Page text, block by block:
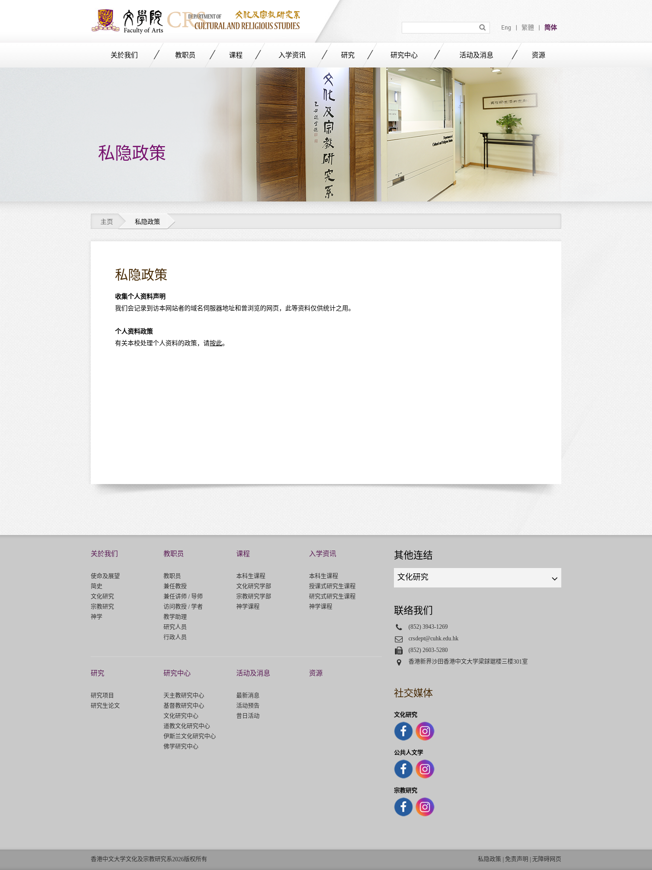
in
Eng 繁體 简体
关於我们 教职员 课程 入学资讯 研究 研究中心 活动及消息
资源
私隐政策
主页 私隐政策
私隐政策
收集个人资料声明
我们会记录到访本网站者的域名伺服器地址和曾浏览的网页，此等资料仅供统计之用。
个人资料政策
有关本校处理个人资料的政策，请按此。
关於我们
使命及展望
简史
文化研究
宗教研究
神学
教职员
教职员
兼任教授
兼任讲师 / 导师
访问教授 / 学者
教学助理
研究人员
行政人员
课程
本科生课程
文化研究学部
宗教研究学部
神学课程
入学资讯
本科生课程
授课式研究生课程
研究式研究生课程
神学课程
研究
研究项目
研究生论文
研究中心
天主教研究中心
基督教研究中心
文化研究中心
道教文化研究中心
伊斯兰文化研究中心
佛学研究中心
活动及消息
最新消息
活动预告
昔日活动
资源
其他连结
Quick
links
select
文化研究
联络我们
Phone
(852) 3943-1269
Email
crsdept@cuhk.edu.hk
Fax(852) 2603-5280
Address
香港新界沙田香港中文大学梁銶琚楼三楼301室
社交媒体
文化研究
公共人文学
宗教研究
香港中文大学文化及宗教研究系2026版权所有 私隐政策 免责声明 无障碍网页